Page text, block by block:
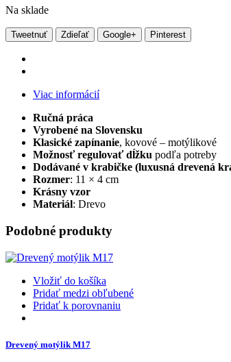
Na sklade
Tweetnuť Zdieľať Google+ Pinterest
Viac informácií
Ručná práca
Vyrobené na Slovensku
Klasické zapínanie, kovové – motýlikové
Možnosť regulovať dĺžku podľa potreby
Dodávané v krabičke (luxusná drevená
Rozmer: 11 × 4 cm
Krásny vzor
Materiál: Drevo
Podobné produkty
Vložiť do košíka
Pridať medzi obľubené
Pridať k porovnaniu
Drevený motýlik M17